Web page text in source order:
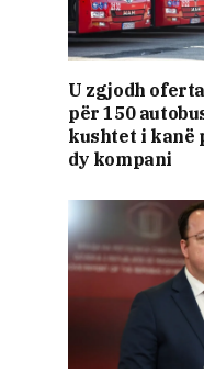
U zgjodh
për 150
kushtet i kanë
dy kompani